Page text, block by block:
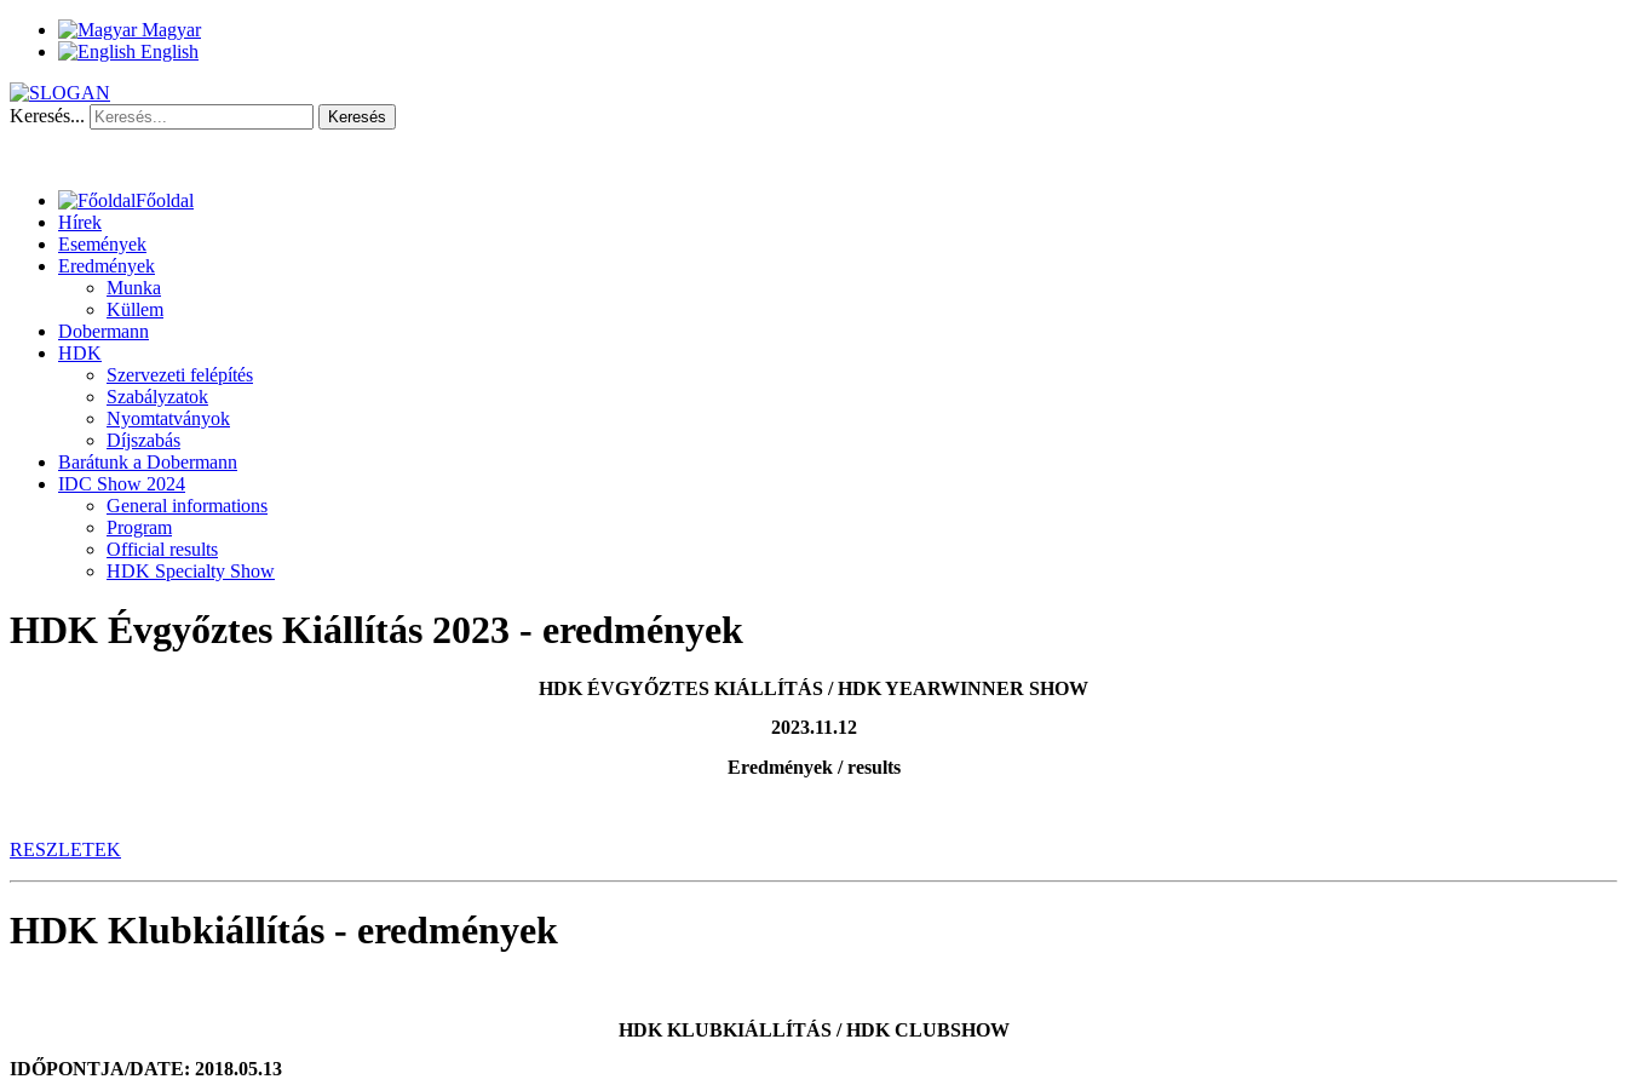
Magyar
English
Keresés... Keresés
Főoldal
Hírek
Események
Eredmények
Munka
Küllem
Dobermann
HDK
Szervezeti felépítés
Szabályzatok
Nyomtatványok
Díjszabás
Barátunk a Dobermann
IDC Show 2024
General informations
Program
Official results
HDK Specialty Show
HDK Évgyőztes Kiállítás 2023 - eredmények
HDK ÉVGYŐZTES KIÁLLÍTÁS / HDK YEARWINNER SHOW
2023.11.12
Eredmények / results
RESZLETEK
HDK Klubkiállítás - eredmények
HDK KLUBKIÁLLÍTÁS / HDK CLUBSHOW
IDŐPONTJA/DATE: 2018.05.13